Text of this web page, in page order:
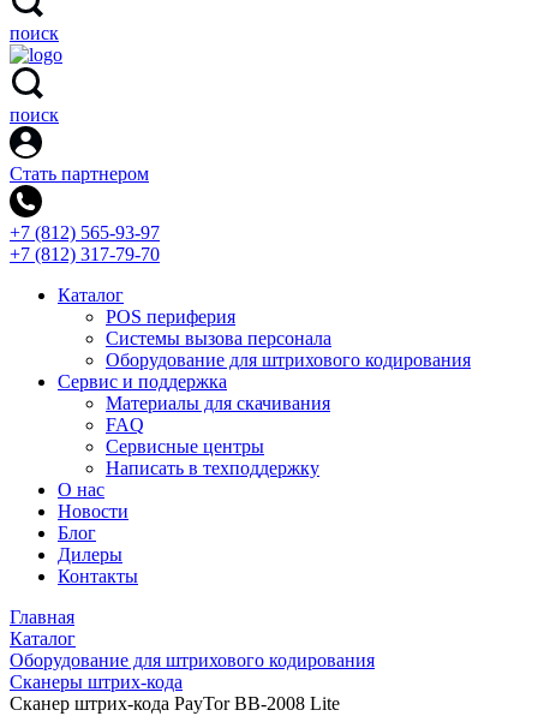
поиск
поиск
Стать партнером
+7 (812) 565-93-97
+7 (812) 317-79-70
Каталог
POS периферия
Системы вызова персонала
Оборудование для штрихового кодирования
Сервис и поддержка
Материалы для скачивания
FAQ
Сервисные центры
Написать в техподдержку
О нас
Новости
Блог
Дилеры
Контакты
Главная
Каталог
Оборудование для штрихового кодирования
Сканеры штрих-кода
Сканер штрих-кода PayTor BB-2008 Lite